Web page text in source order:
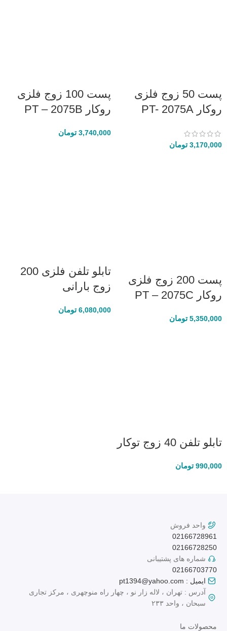
پست 50 زوج فلزی
روکار PT- 2075A
3,170,000 تومان
پست 100 زوج فلزی
روکار PT – 2075B
3,740,000 تومان
پست 200 زوج فلزی
روکار PT – 2075C
5,350,000 تومان
تابلو تلفن فلزی 200
زوج بارانی
6,080,000 تومان
تابلو تلفن 40 زوج توکار
990,000 تومان
واحد فروش
02166728961
02166728250
شماره های پشتیبانی
02166703770
ایمیل : pt1394@yahoo.com
آدرس : تهران ، لاله زار نو ، چهار راه منوچهری ، مرکز تجاری
سبحان ، واحد ۲۳۳
محصولات ما